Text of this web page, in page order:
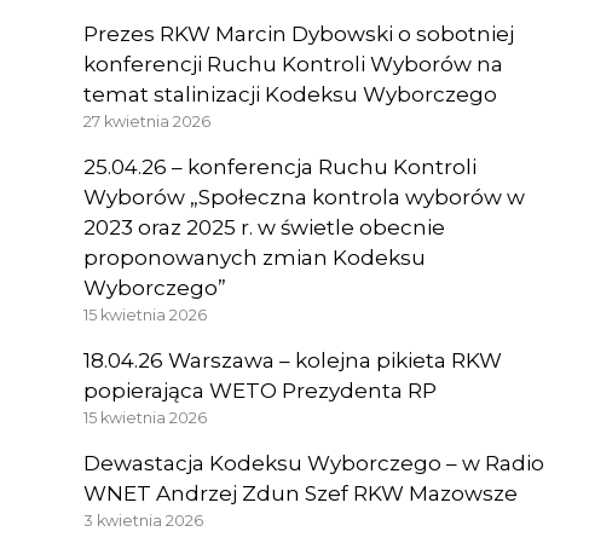
Prezes RKW Marcin Dybowski o sobotniej
konferencji Ruchu Kontroli Wyborów na
temat stalinizacji Kodeksu Wyborczego
27 kwietnia 2026
25.04.26 – konferencja Ruchu Kontroli
Wyborów „Społeczna kontrola wyborów w
2023 oraz 2025 r. w świetle obecnie
proponowanych zmian Kodeksu
Wyborczego”
15 kwietnia 2026
18.04.26 Warszawa – kolejna pikieta RKW
popierająca WETO Prezydenta RP
15 kwietnia 2026
Dewastacja Kodeksu Wyborczego – w Radio
WNET Andrzej Zdun Szef RKW Mazowsze
3 kwietnia 2026